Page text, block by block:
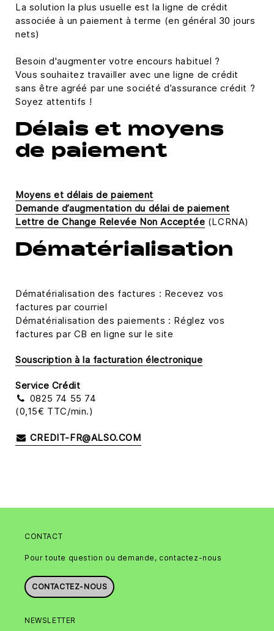
La solution la plus usuelle est la ligne de crédit
associée à un paiement à terme (en général 30 jours
nets)
Besoin d'augmenter votre encours habituel ?
Vous souhaitez travailler avec une ligne de crédit
sans être agréé par une société d’assurance crédit ?
Soyez attentifs !
Délais et moyens
de paiement
Moyens et délais de paiement
Demande d’augmentation du délai de paiement
Lettre de Change Relevée Non Acceptée (LCRNA)
Dématérialisation
Dématérialisation des factures : Recevez vos
factures par courriel
Dématérialisation des paiements : Réglez vos
factures par CB en ligne sur le site
Souscription à la facturation électronique
Service Crédit
0825 74 55 74
(0,15€ TTC/min.)
CREDIT-FR@ALSO.COM
CONTACT
Pour toute question ou demande, contactez-nous
CONTACTEZ-NOUS
NEWSLETTER